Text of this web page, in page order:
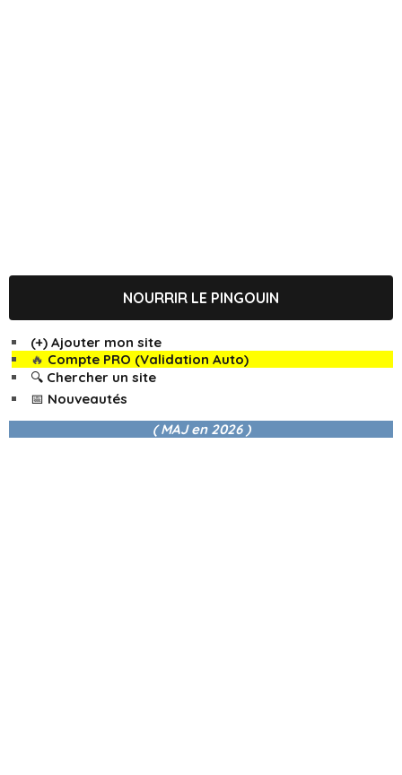
NOURRIR LE PINGOUIN
(+) Ajouter mon site
🔥 Compte PRO (Validation Auto)
🔍 Chercher un site
📅 Nouveautés
( MAJ en 2026 )